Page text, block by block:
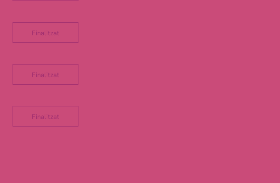
Finalitzat
Finalitzat
Finalitzat